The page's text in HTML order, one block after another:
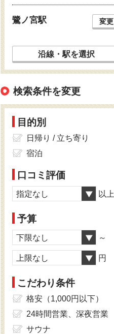
鷺ノ宮駅 変更
沿線・駅を選択
検索条件を変更
目的別
日帰り / 立ち寄り
宿泊
口コミ評価
指定なし 以上
予算
下限なし ～
上限なし 円
こだわり条件
格安（1,000円以下）
24時間営業、深夜営業
サウナ